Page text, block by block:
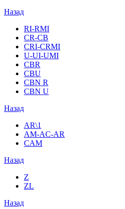
Назад
RI-RMI
CR-CB
СRI-СRMI
U-UI-UMI
CBR
CBU
CBN R
CBN U
Назад
AR\1
AM-AC-AR
CAM
Назад
Z
ZL
Назад